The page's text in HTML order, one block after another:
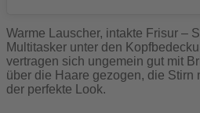
Warme Lauscher, intakte Frisur –
Multitasker unter den
vertragen sich ungemein gut mit
über die Haare gezogen, die Stirn
der perfekte Look.